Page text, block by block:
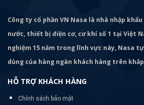
Công ty cổ phần VN Nasa là nhà nhập
nước, thiết bị điện cơ, cơ khí số 1 tại Việt
nghiệm 15 năm trong lĩnh vực này, Nasa
dùng của hàng ngàn khách hàng trên
HỖ TRỢ KHÁCH HÀNG
Chính sách bảo mật